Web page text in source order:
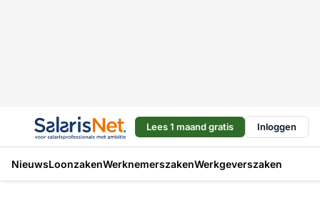
Lees 1 maand gratis Inloggen
NieuwsLoonzakenWerknemerszakenWerkgeverszaken